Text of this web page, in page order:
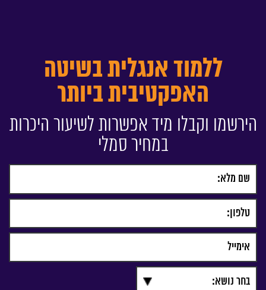
ללמוד אנגלית בשיטה
האפקטיבית ביותר
הירשמו וקבלו מיד אפשרות לשיעור היכרות
במחיר סמלי